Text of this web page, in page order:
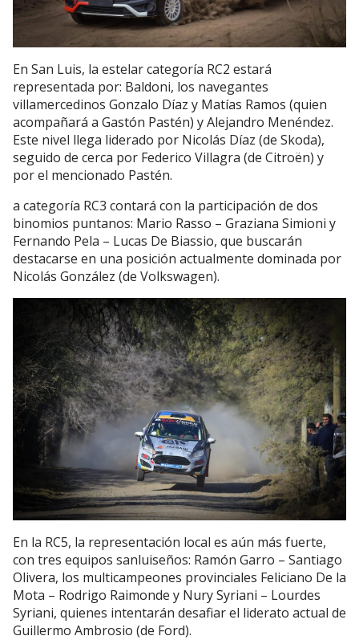
En San Luis, la estelar categoría RC2 estará
representada por: Baldoni, los navegantes
villamercedinos Gonzalo Díaz y Matías Ramos (quien
acompañará a Gastón Pastén) y Alejandro Menéndez.
Este nivel llega liderado por Nicolás Díaz (de Skoda),
seguido de cerca por Federico Villagra (de Citroën) y
por el mencionado Pastén.
a categoría RC3 contará con la participación de dos
binomios puntanos: Mario Rasso – Graziana Simioni y
Fernando Pela – Lucas De Biassio, que buscarán
destacarse en una posición actualmente dominada por
Nicolás González (de Volkswagen).
En la RC5, la representación local es aún más fuerte,
con tres equipos sanluiseños: Ramón Garro – Santiago
Olivera, los multicampeones provinciales Feliciano De la
Mota – Rodrigo Raimonde y Nury Syriani – Lourdes
Syriani, quienes intentarán desafiar el liderato actual de
Guillermo Ambrosio (de Ford).